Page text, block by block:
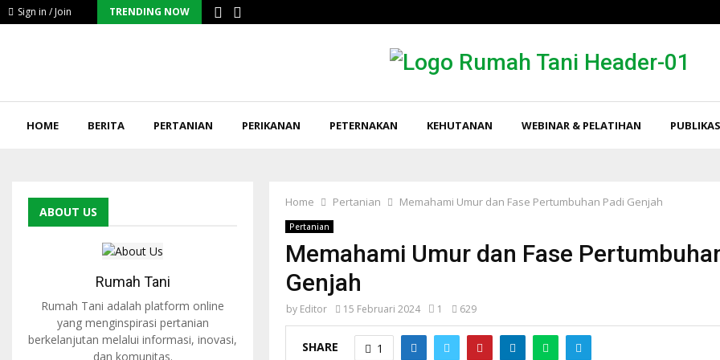
Sign in / Join TRENDING NOW
HOME BERITA PERTANIAN PERIKANAN PETERNAKAN KEHUTANAN WEBINAR & PELATIHAN
Home Pertanian Memahami Umur dan Fase Pertumbuhan Padi Genjah
Pertanian
Memahami Umur dan Fase
Genjah
by Editor 15 Februari 2024 1 629
SHARE 1
ABOUT US
Rumah Tani
Rumah Tani adalah platform online
yang menginspirasi pertanian
berkelanjutan melalui informasi, inovasi,
dan komunitas.